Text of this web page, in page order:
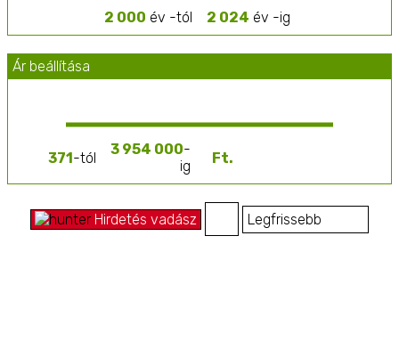
2 000 év -tól 2 024 év -ig
Ár beállítása
371-tól 3 954 000-
ig
Hirdetés vadász